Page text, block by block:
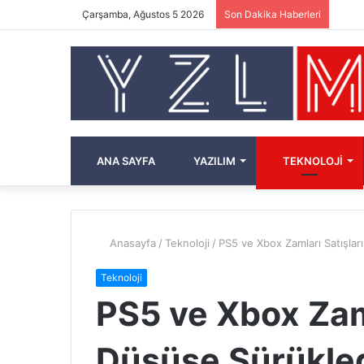
Çarşamba, Ağustos 5 2026 Son Dakika Haberleri
ANA SAYFA YAZILIM TEKNOLOJI
Anasayfa / Teknoloji / PS5 ve Xbox Zamları
Teknoloji
PS5 ve Xbox